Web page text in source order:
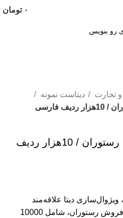
۰ تومان
تجارت
دیتاست نمونه
فارسی
دیتاست نمونه فروش رستوران / 10هزار ردیف
دیتا علاقه‌مند
هستید، فایل دیتاست نمونه فروش رستوران، شامل 10000